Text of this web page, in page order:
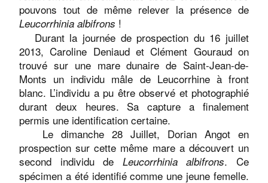
pouvons tout de même relever la présence de
Leucorrhinia albifrons !
Durant la journée de prospection du 16 juillet
2013, Caroline Deniaud et Clément Gouraud on
trouvé sur une mare dunaire de Saint-Jean-de-
Monts un individu mâle de Leucorrhine à front
blanc. L’individu a pu être observé et photographié
durant deux heures. Sa capture a finalement
permis une identification certaine.
Le dimanche 28 Juillet, Dorian Angot en
prospection sur cette même mare a découvert un
second individu de Leucorrhinia albifrons. Ce
spécimen a été identifié comme une jeune femelle.